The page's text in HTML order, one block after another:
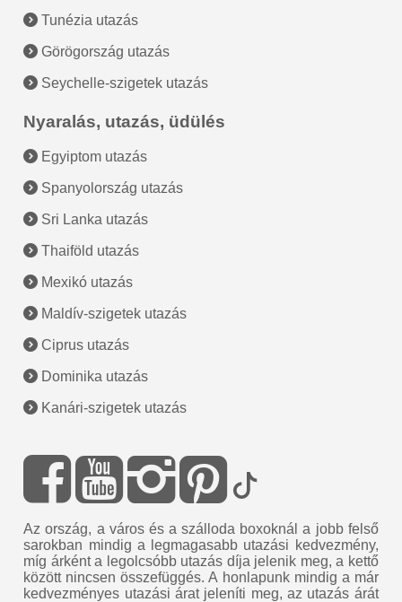
Tunézia utazás
Görögország utazás
Seychelle-szigetek utazás
Nyaralás, utazás, üdülés
Egyiptom utazás
Spanyolország utazás
Sri Lanka utazás
Thaiföld utazás
Mexikó utazás
Maldív-szigetek utazás
Ciprus utazás
Dominika utazás
Kanári-szigetek utazás
Az ország, a város és a szálloda boxoknál a jobb felső
sarokban mindig a legmagasabb utazási kedvezmény,
míg árként a legolcsóbb utazás díja jelenik meg, a kettő
között nincsen összefüggés. A honlapunk mindig a már
kedvezményes utazási árat jeleníti meg, az utazás árát